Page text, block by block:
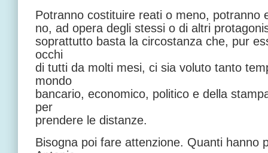
Potranno costituire reati o meno, potranno
no, ad opera degli stessi o di altri
soprattutto basta la circostanza che, pur
occhi
di tutti da molti mesi, ci sia voluto tanto
mondo
bancario, economico, politico e della
per
prendere le distanze.
Bisogna poi fare attenzione. Quanti hanno